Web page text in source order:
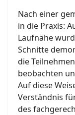
Nach einer
in die Praxis:
Laufnähe
Schnitte
die
beobachten
Auf diese
Verständnis
des